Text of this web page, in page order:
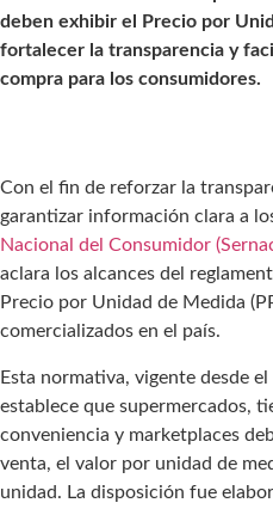
deben exhibir el Precio por
fortalecer la transparencia y
compra para los consumidores.
Con el fin de reforzar la
garantizar información clara a
Nacional del Consumidor
aclara los alcances del
Precio por Unidad de Medida
comercializados en el país.
Esta normativa, vigente desde
establece que supermercados,
conveniencia y marketplaces
venta, el valor por unidad de
unidad. La disposición fue